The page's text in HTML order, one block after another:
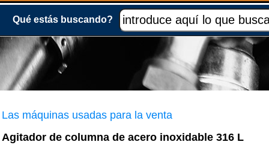
Qué estás buscando?
Las máquinas usadas para la venta
Agitador de columna de acero inoxidable 316 L